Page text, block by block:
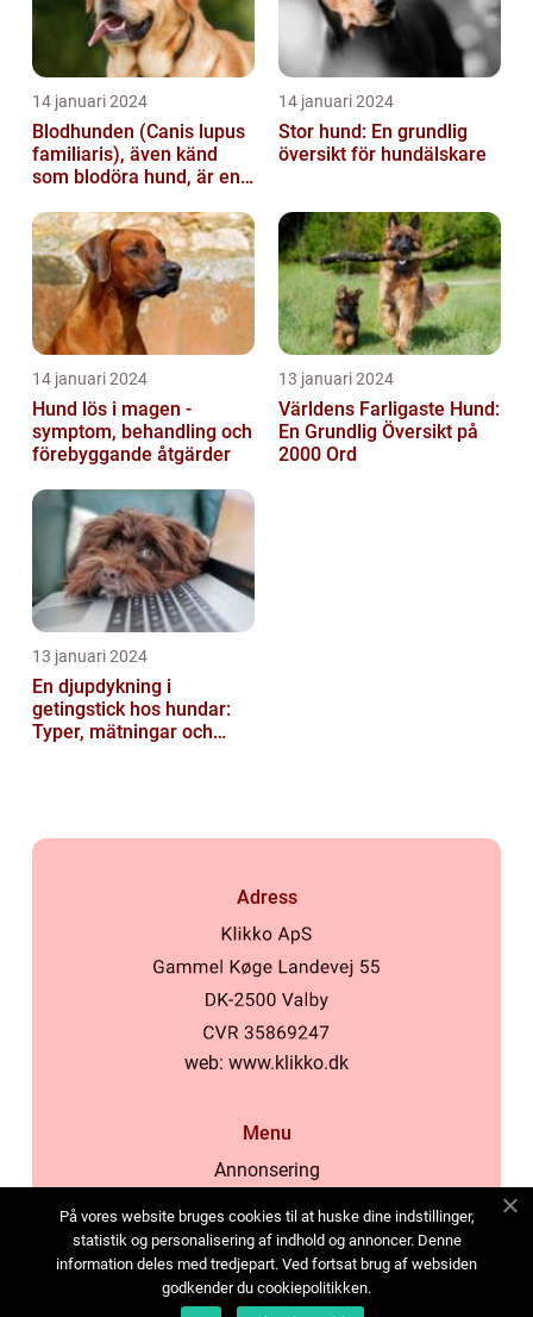
14 januari 2024
Blodhunden (Canis lupus
familiaris), även känd
som blodöra hund, är en
kara...
14 januari 2024
Stor hund: En grundlig
översikt för hundälskare
14 januari 2024
Hund lös i magen -
symptom, behandling och
förebyggande åtgärder
13 januari 2024
Världens Farligaste Hund:
En Grundlig Översikt på
2000 Ord
13 januari 2024
En djupdykning i
getingstick hos hundar:
Typer, mätningar och
Adress
web: www.klikko.dk
Menu
Annonsering
Cookies
Kontakta oss
Sitemap
På vores website bruges cookies til at huske dine indstillinger,
statistik og personalisering af indhold og annoncer. Denne
information deles med tredjepart. Ved fortsat brug af websiden
godkender du cookiepolitikken.